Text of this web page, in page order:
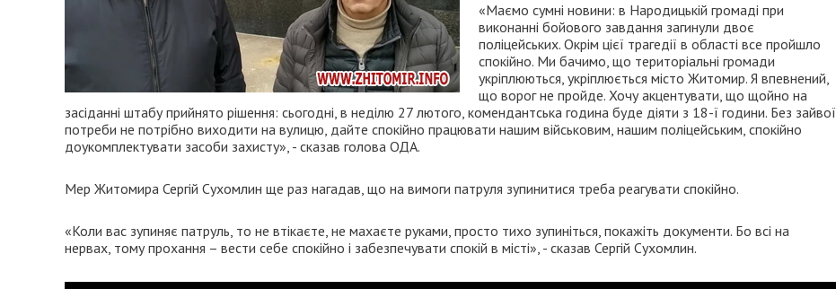
«Маємо сумні новини: в Народицькій громаді при
виконанні бойового завдання загинули двоє
поліцейських. Окрім цієї трагедії в області все пройшло
спокійно. Ми бачимо, що територіальні громади
укріплюються, укріплюється місто Житомир. Я впевнений,
що ворог не пройде. Хочу акцентувати, що щойно на
засіданні штабу прийнято рішення: сьогодні, в неділю 27 лютого, комендантська година буде діяти з 18-ї години. Без зайвої
потреби не потрібно виходити на вулицю, дайте спокійно працювати нашим військовим, нашим поліцейським, спокійно
доукомплектувати засоби захисту», - сказав голова ОДА.
Мер Житомира Сергій Сухомлин ще раз нагадав, що на вимоги патруля зупинитися треба реагувати спокійно.
«Коли вас зупиняє патруль, то не втікаєте, не махаєте руками, просто тихо зупиніться, покажіть документи. Бо всі на
нервах, тому прохання – вести себе спокійно і забезпечувати спокій в місті», - сказав Сергій Сухомлин.